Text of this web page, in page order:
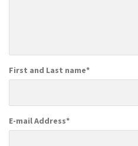
First and Last name*
E-mail Address*